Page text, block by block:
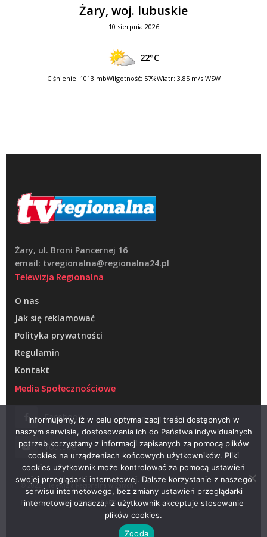
Żary, woj. lubuskie
10 sierpnia 2026
22°C
Ciśnienie: 1013 mbWilgotność: 57%Wiatr: 3.85 m/s WSW
Żary, ul. Broni Pancernej 16
email: tvregionalna@regionalna24.pl
Telewizja Regionalna
O nas
Jak się reklamować
Polityka prywatności
Regulamin
Kontakt
Media Społecznościowe
Facebook
Youtube
© 2022 – Telewizja Regionalna w Żarach
Projektowanie stron WWW –RAGACOM
Informujemy, iż w celu optymalizacji treści dostępnych w
naszym serwisie, dostosowania ich do Państwa indywidualnych
potrzeb korzystamy z informacji zapisanych za pomocą plików
cookies na urządzeniach końcowych użytkowników. Pliki
cookies użytkownik może kontrolować za pomocą ustawień
swojej przeglądarki internetowej. Dalsze korzystanie z naszego
serwisu internetowego, bez zmiany ustawień przeglądarki
internetowej oznacza, iż użytkownik akceptuje stosowanie
plików cookies.
Zgoda